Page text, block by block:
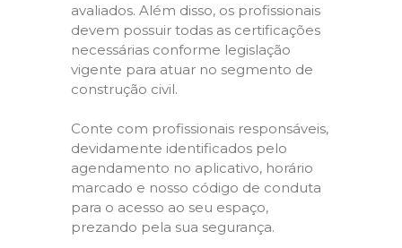
avaliados. Além disso, os profissionais
devem possuir todas as certificações
necessárias conforme legislação
vigente para atuar no segmento de
construção civil.
Conte com profissionais responsáveis,
devidamente identificados pelo
agendamento no aplicativo, horário
marcado e nosso código de conduta
para o acesso ao seu espaço,
prezando pela sua segurança.